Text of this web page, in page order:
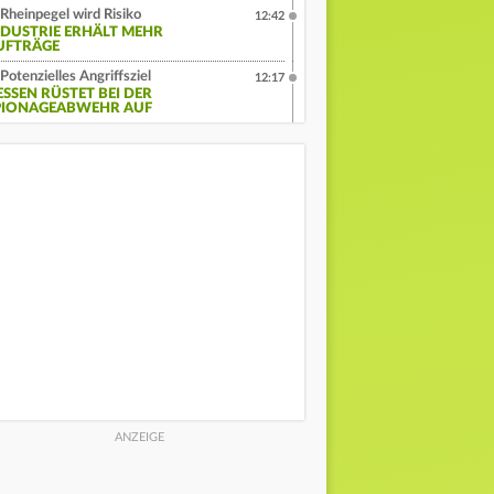
Rheinpegel wird Risiko
ERHÄLT MEHR
12:42
Potenzielles Angriffsziel
RÜSTET BEI DER
AUF
12:17